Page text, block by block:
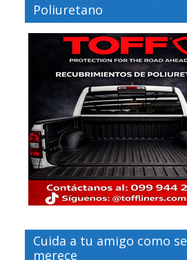
Poliuretano
Cuida a tu amigo como se
merece